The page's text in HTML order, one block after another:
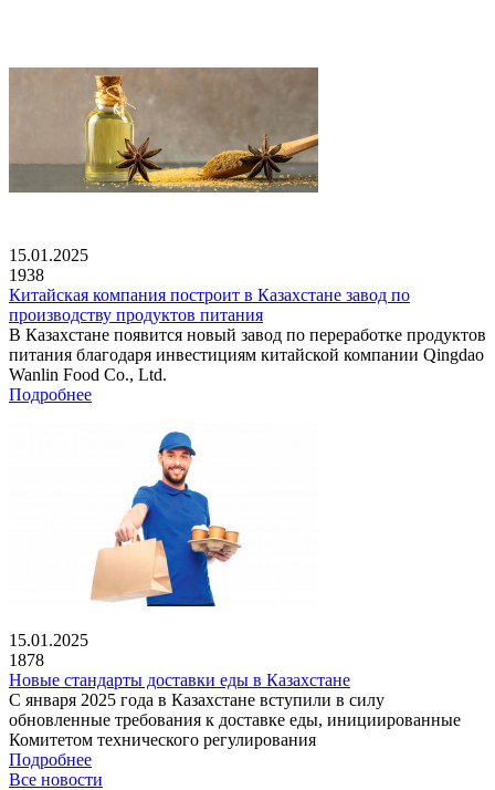
15.01.2025
1938
Китайская компания построит в Казахстане завод по
производству продуктов питания
В Казахстане появится новый завод по переработке продуктов
питания благодаря инвестициям китайской компании Qingdao
Wanlin Food Co., Ltd.
Подробнее
15.01.2025
1878
Новые стандарты доставки еды в Казахстане
С января 2025 года в Казахстане вступили в силу
обновленные требования к доставке еды, инициированные
Комитетом технического регулирования
Подробнее
Все новости